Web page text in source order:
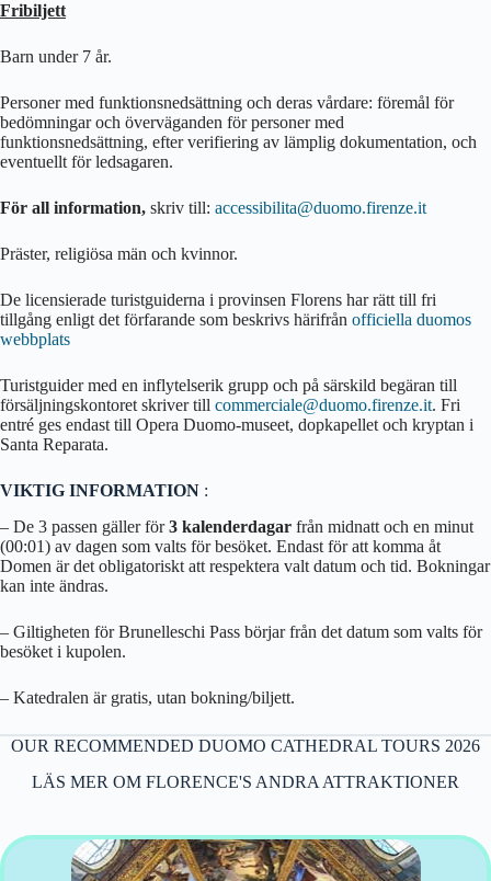
Fribiljett
Barn under 7 år.
Personer med funktionsnedsättning och deras vårdare: föremål för
bedömningar och överväganden för personer med
funktionsnedsättning, efter verifiering av lämplig dokumentation, och
eventuellt för ledsagaren.
För all information, skriv till: accessibilita@duomo.firenze.it
Präster, religiösa män och kvinnor.
De licensierade turistguiderna i provinsen Florens har rätt till fri
tillgång enligt det förfarande som beskrivs härifrån officiella duomos
webbplats
Turistguider med en inflytelserik grupp och på särskild begäran till
försäljningskontoret skriver till commerciale@duomo.firenze.it. Fri
entré ges endast till Opera Duomo-museet, dopkapellet och kryptan i
Santa Reparata.
VIKTIG INFORMATION :
– De 3 passen gäller för3 kalenderdagar från midnatt och en minut
(00:01) av dagen som valts för besöket. Endast för att komma åt
Domen är det obligatoriskt att respektera valt datum och tid. Bokningar
kan inte ändras.
– Giltigheten för Brunelleschi Pass börjar från det datum som valts för
besöket i kupolen.
– Katedralen är gratis, utan bokning/biljett.
OUR RECOMMENDED DUOMO CATHEDRAL TOURS 2026
LÄS MER OM FLORENCE'S ANDRA ATTRAKTIONER